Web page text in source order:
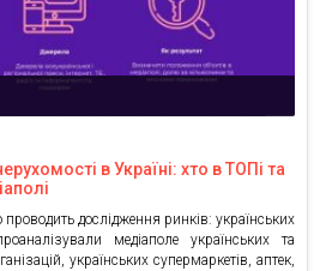
в Україні: хто в ТОПі та
дослідження ринків: українських
медіаполе українських та
українських супермаркетів, аптек,